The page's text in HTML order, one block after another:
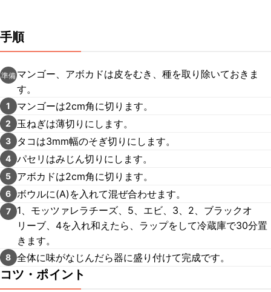
手順
準備 マンゴー、アボカドは皮をむき、種を取り除いておきま
す。
1 マンゴーは2cm角に切ります。
2 玉ねぎは薄切りにします。
3 タコは3mm幅のそぎ切りにします。
4 パセリはみじん切りにします。
5 アボカドは2cm角に切ります。
6 ボウルに(A)を入れて混ぜ合わせます。
7
1、モッツァレラチーズ、5、エビ、3、2、ブラックオ
リーブ、4を入れ和えたら、ラップをして冷蔵庫で30分置
きます。
8 全体に味がなじんだら器に盛り付けて完成です。
コツ・ポイント